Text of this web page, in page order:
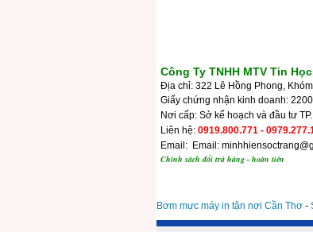
Công Ty TNHH MTV Tin
Địa chỉ: 322 Lê Hồng Phong,
Giấy chứng nhận kinh doanh:
Nơi cấp: Sở kế hoạch và đầu tư
Liên hệ: 0919.800.771 -
Email: Email:
Chính sách đổi trả hàng - hoàn tiền
Bơm mực máy in tận nơi Cần Thơ -